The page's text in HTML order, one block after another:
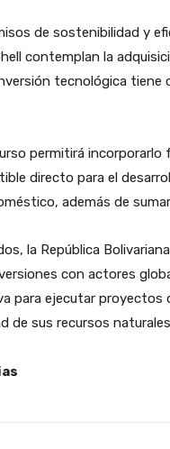
de sostenibilidad y
contemplan la
tecnológica
permitirá
directo para el
además de
la República
con actores
para ejecutar proyectos
de sus recursos